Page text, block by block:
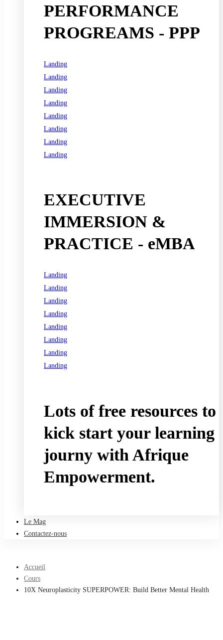
PERFORMANCE
PROGREAMS - PPP
Landing
Landing
Landing
Landing
Landing
Landing
Landing
Landing
EXECUTIVE
IMMERSION &
PRACTICE - eMBA
Landing
Landing
Landing
Landing
Landing
Landing
Landing
Landing
Lots of free resources to
kick start your learning
journy with Afrique
Empowerment.
Le Mag
Contactez-nous
Accueil
Cours
10X Neuroplasticity SUPERPOWER: Build Better Mental Health